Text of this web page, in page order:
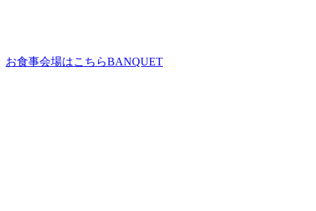
お食事会場はこちらBANQUET